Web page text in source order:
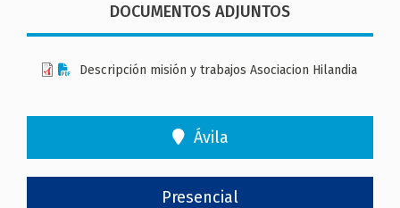
DOCUMENTOS ADJUNTOS
Descripción misión y trabajos Asociacion Hilandia
Ávila
Presencial